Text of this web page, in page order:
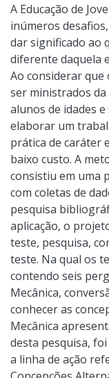
A Educação de
inúmeros
dar significado ao
diferente daquela
Ao considerar que
ser ministrados
alunos de idades
elaborar um
prática de caráter
baixo custo. A
consistiu em uma
com coletas de
pesquisa
aplicação, o
teste, pesquisa,
teste. Na qual os
contendo seis
Mecânica,
conhecer as
Mecânica
desta pesquisa,
a linha de ação